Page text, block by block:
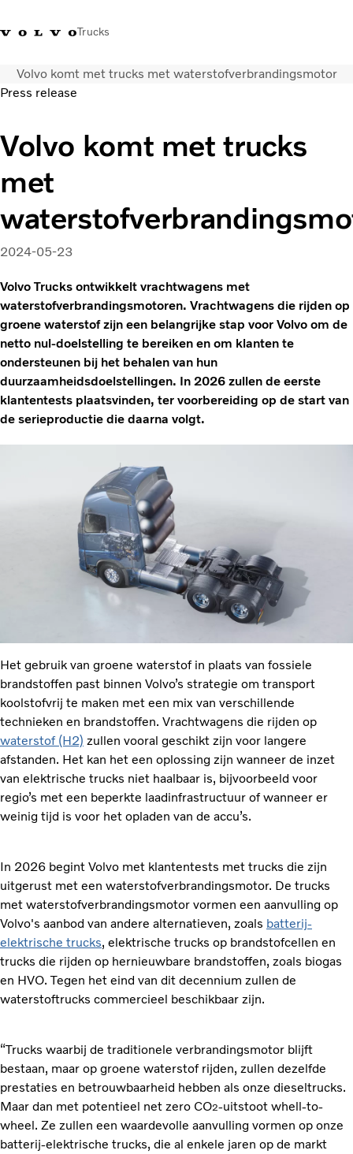
Trucks
Contact Kennis vergroten MerchandiseInloggen Nederland
Transportoplossingen
CO2-reductie
Trucks
Truck Builder
Services
Dealer locator
Nieuws
Volvo komt met trucks met waterstofverbrandingsmotor
Press release
Volvo komt met trucks
met
2024-05-23
Volvo Trucks ontwikkelt vrachtwagens met
waterstofverbrandingsmotoren. Vrachtwagens die rijden op
groene waterstof zijn een belangrijke stap voor Volvo om de
netto nul-doelstelling te bereiken en om klanten te
ondersteunen bij het behalen van hun
duurzaamheidsdoelstellingen. In 2026 zullen de eerste
klantentests plaatsvinden, ter voorbereiding op de start van
de serieproductie die daarna volgt.
Het gebruik van groene waterstof in plaats van fossiele
brandstoffen past binnen Volvo’s strategie om transport
koolstofvrij te maken met een mix van verschillende
technieken en brandstoffen. Vrachtwagens die rijden op
waterstof (H2) zullen vooral geschikt zijn voor langere
afstanden. Het kan het een oplossing zijn wanneer de inzet
van elektrische trucks niet haalbaar is, bijvoorbeeld voor
regio’s met een beperkte laadinfrastructuur of wanneer er
weinig tijd is voor het opladen van de accu’s.
In 2026 begint Volvo met klantentests met trucks die zijn
uitgerust met een waterstofverbrandingsmotor. De trucks
met waterstofverbrandingsmotor vormen een aanvulling op
Volvo's aanbod van andere alternatieven, zoals batterij-
elektrische trucks, elektrische trucks op brandstofcellen en
trucks die rijden op hernieuwbare brandstoffen, zoals biogas
en HVO. Tegen het eind van dit decennium zullen de
waterstoftrucks commercieel beschikbaar zijn.
“Trucks waarbij de traditionele verbrandingsmotor blijft
bestaan, maar op groene waterstof rijden, zullen dezelfde
prestaties en betrouwbaarheid hebben als onze dieseltrucks.
Maar dan met potentieel net zero CO2-uitstoot whell-to-
wheel. Ze zullen een waardevolle aanvulling vormen op onze
batterij-elektrische trucks, die al enkele jaren op de markt